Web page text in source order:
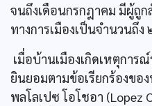
จนถึงเดือนกรกฎาคม มีผู้ถูก
ทางการเมืองเป็นจำนวนถึ
เมื่อบ้านเมืองเกิดเหตุการ
ยินยอมตามข้อเรียกร้องขอ
พลโลเปซ โอโชอา (Lopez